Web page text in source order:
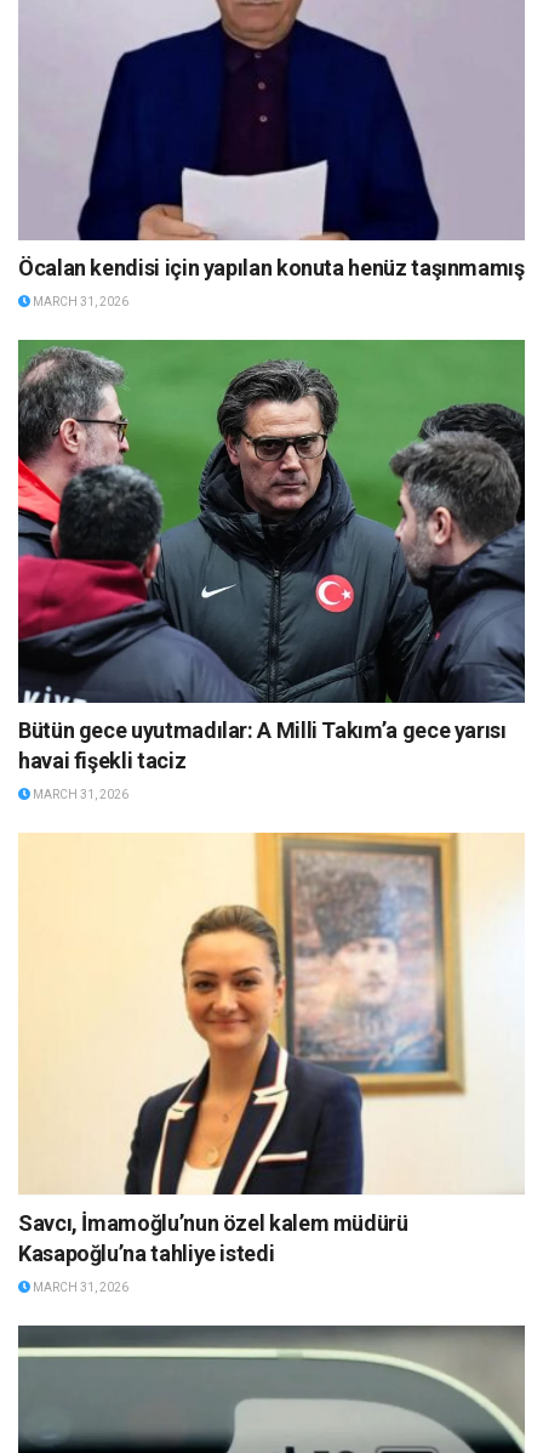
Öcalan kendisi için yapılan konuta henüz taşınmamış
MARCH 31, 2026
Bütün gece uyutmadılar: A Milli Takım’a gece yarısı
havai fişekli taciz
MARCH 31, 2026
Savcı, İmamoğlu’nun özel kalem müdürü
Kasapoğlu’na tahliye istedi
MARCH 31, 2026